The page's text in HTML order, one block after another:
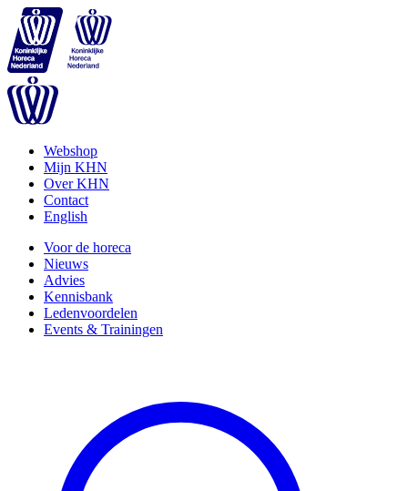
Webshop
Mijn KHN
Over KHN
Contact
English
Voor de horeca
Nieuws
Advies
Kennisbank
Ledenvoordelen
Events & Trainingen